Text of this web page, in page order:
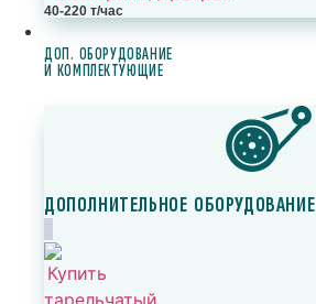
40-220 т/час
ДОП. ОБОРУДОВАНИЕ
И КОМПЛЕКТУЮЩИЕ
ДОПОЛНИТЕЛЬНОЕ ОБОРУДОВАНИЕ